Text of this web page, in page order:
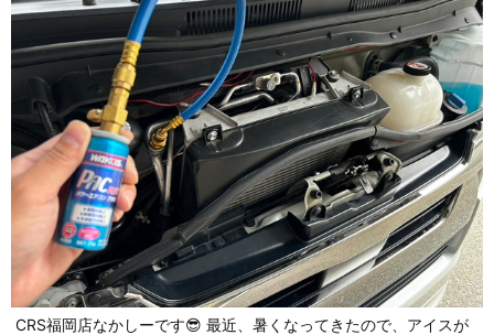
CRS福岡店なかしーです😎 最近、暑くなってきたので、アイスが